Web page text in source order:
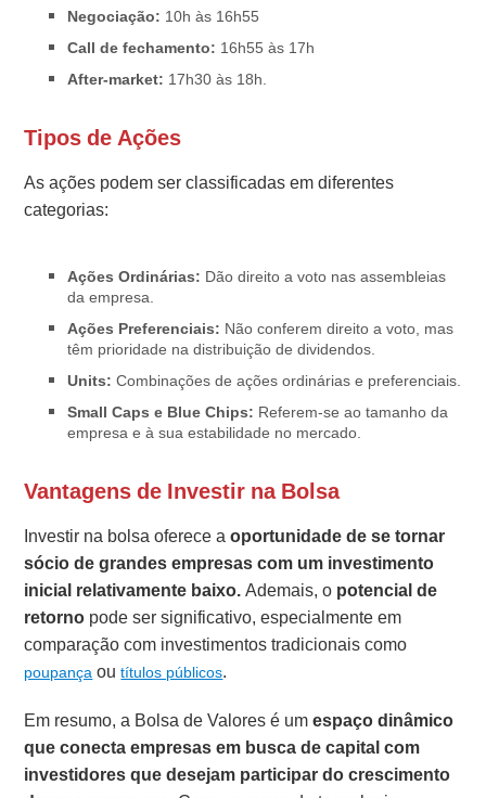
Negociação: 10h às 16h55
Call de fechamento: 16h55 às 17h
After-market: 17h30 às 18h.
Tipos de Ações
As ações podem ser classificadas em diferentes
categorias:
Ações Ordinárias: Dão direito a voto nas assembleias
da empresa.
Ações Preferenciais: Não conferem direito a voto, mas
têm prioridade na distribuição de dividendos.
Units: Combinações de ações ordinárias e preferenciais.
Small Caps e Blue Chips: Referem-se ao tamanho da
empresa e à sua estabilidade no mercado.
Vantagens de Investir na Bolsa
Investir na bolsa oferece aoportunidade de se tornar
sócio de grandes empresas com um investimento
inicial relativamente baixo.Ademais, o potencial de
retorno pode ser significativo, especialmente em
comparação com investimentos tradicionais como
poupança outítulos públicos.
Em resumo, a Bolsa de Valores é umespaço dinâmico
que conecta empresas em busca de capital com
investidores que desejam participar do crescimento